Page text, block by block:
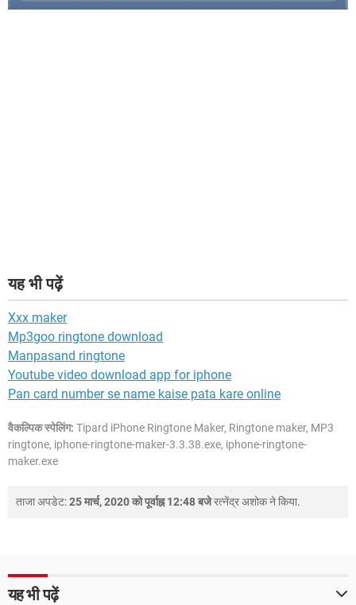
यह भी पढ़ें
Xxx maker
Mp3goo ringtone download
Manpasand ringtone
Youtube video download app for iphone
Pan card number se name kaise pata kare online
वैकल्पिक स्पेलिंग: Tipard iPhone Ringtone Maker, Ringtone maker, MP3
ringtone, iphone-ringtone-maker-3.3.38.exe, iphone-ringtone-
maker.exe
ताजा अपडेट:25 मार्च, 2020 को पूर्वाह्न 12:48 बजेरत्नेंद्र अशोकने किया.
यह भी पढ़ें